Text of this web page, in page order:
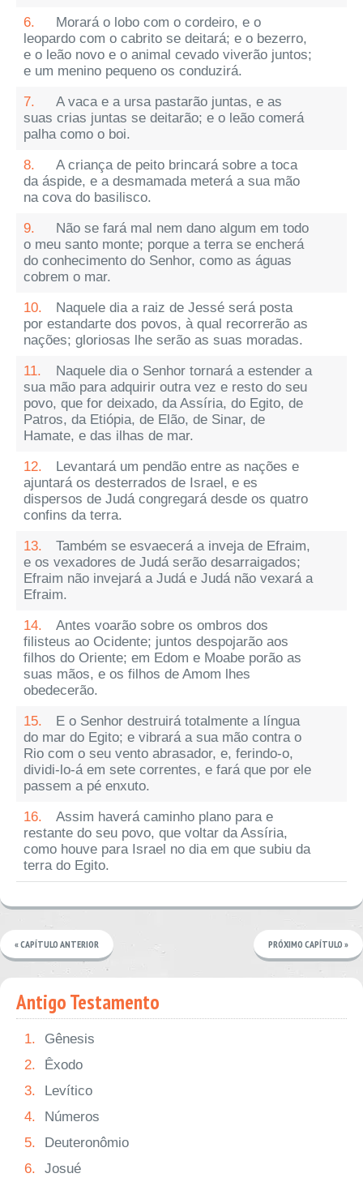
6.
Morará o lobo com o cordeiro, e o
leopardo com o cabrito se deitará; e o bezerro,
e o leão novo e o animal cevado viverão juntos;
e um menino pequeno os conduzirá.
7.
A vaca e a ursa pastarão juntas, e as
suas crias juntas se deitarão; e o leão comerá
palha como o boi.
8.
A criança de peito brincará sobre a toca
da áspide, e a desmamada meterá a sua mão
na cova do basilisco.
9.
Não se fará mal nem dano algum em todo
o meu santo monte; porque a terra se encherá
do conhecimento do Senhor, como as águas
cobrem o mar.
10.
Naquele dia a raiz de Jessé será posta
por estandarte dos povos, à qual recorrerão as
nações; gloriosas lhe serão as suas moradas.
11.
Naquele dia o Senhor tornará a estender a
sua mão para adquirir outra vez e resto do seu
povo, que for deixado, da Assíria, do Egito, de
Patros, da Etiópia, de Elão, de Sinar, de
Hamate, e das ilhas de mar.
12.
Levantará um pendão entre as nações e
ajuntará os desterrados de Israel, e es
dispersos de Judá congregará desde os quatro
confins da terra.
13.
Também se esvaecerá a inveja de Efraim,
e os vexadores de Judá serão desarraigados;
Efraim não invejará a Judá e Judá não vexará a
Efraim.
14.
Antes voarão sobre os ombros dos
filisteus ao Ocidente; juntos despojarão aos
filhos do Oriente; em Edom e Moabe porão as
suas mãos, e os filhos de Amom lhes
obedecerão.
15.
E o Senhor destruirá totalmente a língua
do mar do Egito; e vibrará a sua mão contra o
Rio com o seu vento abrasador, e, ferindo-o,
dividi-lo-á em sete correntes, e fará que por ele
passem a pé enxuto.
16.
Assim haverá caminho plano para e
restante do seu povo, que voltar da Assíria,
como houve para Israel no dia em que subiu da
terra do Egito.
« CAPÍTULO ANTERIOR PRÓXIMO CAPÍTULO »
Antigo Testamento
1.
Gênesis
2.
Êxodo
3.
Levítico
4.
Números
5.
Deuteronômio
6.
Josué